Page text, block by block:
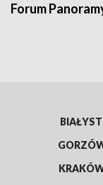
Forum